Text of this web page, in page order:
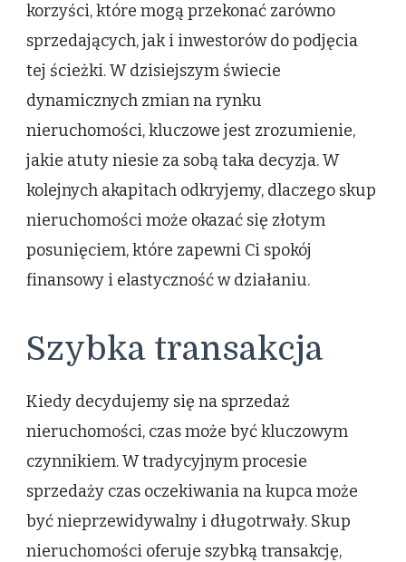
korzyści, które mogą przekonać zarówno
sprzedających, jak i inwestorów do podjęcia
tej ścieżki. W dzisiejszym świecie
dynamicznych zmian na rynku
nieruchomości, kluczowe jest zrozumienie,
jakie atuty niesie za sobą taka decyzja. W
kolejnych akapitach odkryjemy, dlaczego skup
nieruchomości może okazać się złotym
posunięciem, które zapewni Ci spokój
finansowy i elastyczność w działaniu.
Szybka transakcja
Kiedy decydujemy się na sprzedaż
nieruchomości, czas może być kluczowym
czynnikiem. W tradycyjnym procesie
sprzedaży czas oczekiwania na kupca może
być nieprzewidywalny i długotrwały. Skup
nieruchomości oferuje szybką transakcję,